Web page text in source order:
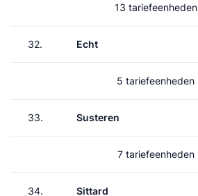
13 tariefeenheden
32. Echt
5 tariefeenheden
33. Susteren
7 tariefeenheden
34. Sittard